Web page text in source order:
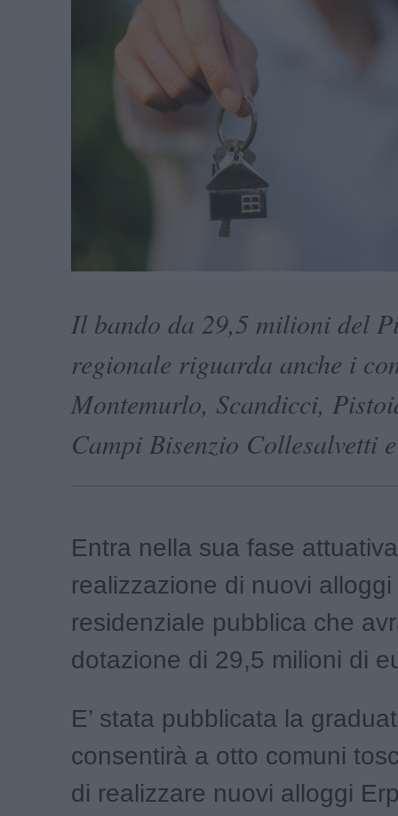
Il bando da 29,5 milioni del
regionale riguarda anche i
Montemurlo, Scandicci,
Campi Bisenzio Collesalvetti
Entra nella sua fase
realizzazione di nuovi
residenziale pubblica che
dotazione di 29,5 milioni di
E’ stata pubblicata la
consentirà a otto comuni
di realizzare nuovi alloggi